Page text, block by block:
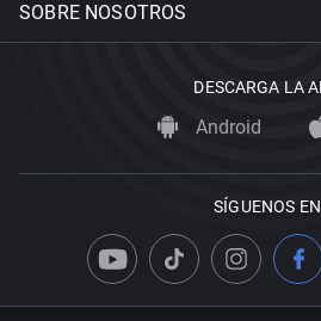
SOBRE NOSOTROS
DESCARGA LA
Android
SÍGUENOS EN